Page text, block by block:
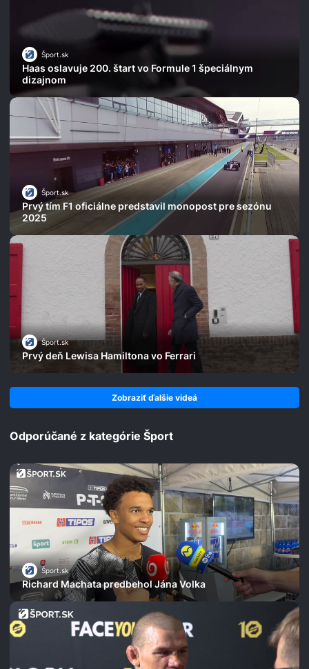
Šport.sk
Haas oslavuje 200. štart vo Formule 1 špeciálnym
dizajnom
Šport.sk
Prvý tím F1 oficiálne predstavil monopost pre sezónu
2025
Šport.sk
Prvý deň Lewisa Hamiltona vo Ferrari
Zobraziť ďalšie videá
Odporúčané z kategórie Šport
Šport.sk
Richard Machata predbehol Jána Volka